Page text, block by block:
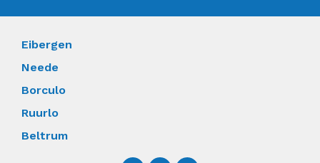
Eibergen
Neede
Borculo
Ruurlo
Beltrum